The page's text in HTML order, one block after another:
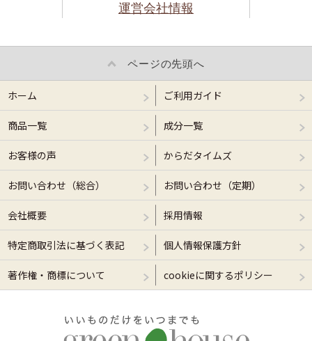
運営会社情報
ページの先頭へ
ホーム ご利用ガイド
商品一覧 成分一覧
お客様の声 からだタイムズ
お問い合わせ（総合） お問い合わせ（定期）
会社概要 採用情報
特定商取引法に基づく表記 個人情報保護方針
著作権・商標について cookieに関するポリシー